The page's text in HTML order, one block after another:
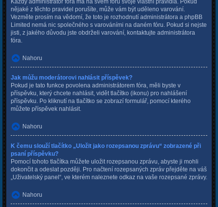
nějaké z těchto pravidel porušíte, může vám být uděleno varování.
Vezměte prosím na vědomí, že toto je rozhodnutí administrátora a phpBB
Limited nemá nic společného s varováními na daném fóru. Pokud si nejste
jisti, z jakého důvodu jste obdrželi varování, kontaktujte administrátora
fóra.
Nahoru
Jak můžu moderátorovi nahlásit příspěvek?
Pokud je tato funkce povolena administrátorem fóra, měli byste v
příspěvku, který chcete nahlásit, vidět tlačítko (ikonu) pro nahlášení
příspěvku. Po kliknutí na tlačítko se zobrazí formulář, pomocí kterého
můžete příspěvek nahlásit.
Nahoru
K čemu slouží tlačítko „Uložit jako rozepsanou zprávu“ zobrazené při
psaní příspěvku?
Pomocí tohoto tlačítka můžete uložit rozepsanou zprávu, abyste ji mohli
dokončit a odeslat později. Pro načtení rozepsaných zpráv přejděte na váš
„Uživatelský panel“, ve kterém naleznete odkaz na vaše rozepsané zprávy.
Nahoru